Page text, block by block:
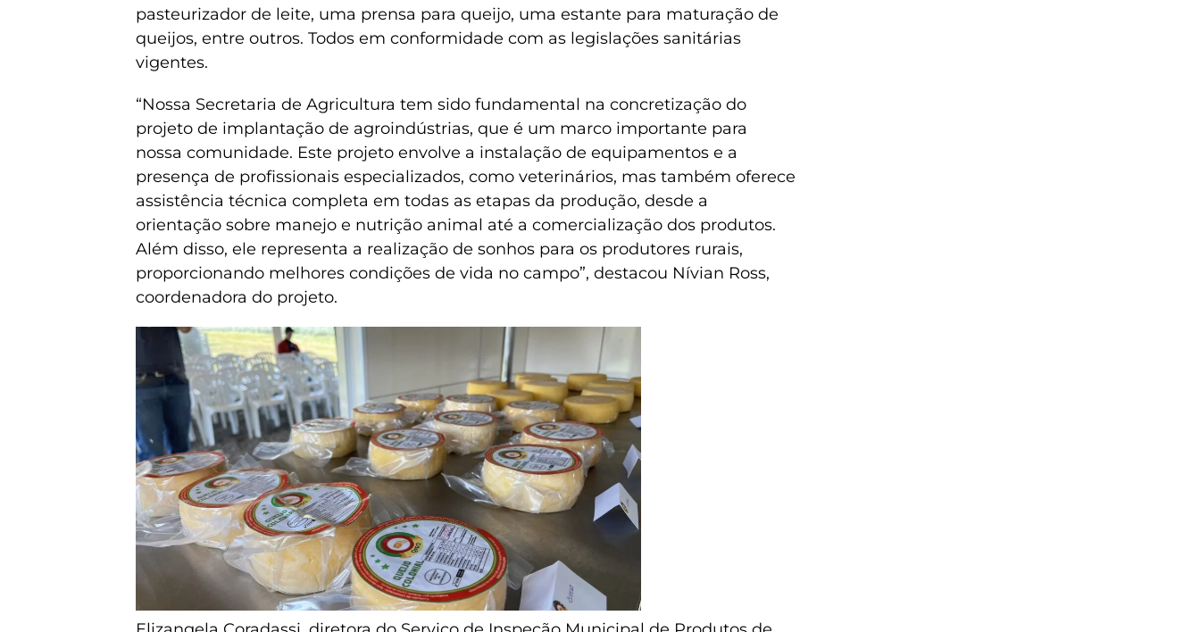
pasteurizador de leite, uma prensa para queijo, uma estante para maturação de
queijos, entre outros. Todos em conformidade com as legislações sanitárias
vigentes.
“Nossa Secretaria de Agricultura tem sido fundamental na concretização do
projeto de implantação de agroindústrias, que é um marco importante para
nossa comunidade. Este projeto envolve a instalação de equipamentos e a
presença de profissionais especializados, como veterinários, mas também oferece
assistência técnica completa em todas as etapas da produção, desde a
orientação sobre manejo e nutrição animal até a comercialização dos produtos.
Além disso, ele representa a realização de sonhos para os produtores rurais,
proporcionando melhores condições de vida no campo”, destacou Nívian Ross,
coordenadora do projeto.